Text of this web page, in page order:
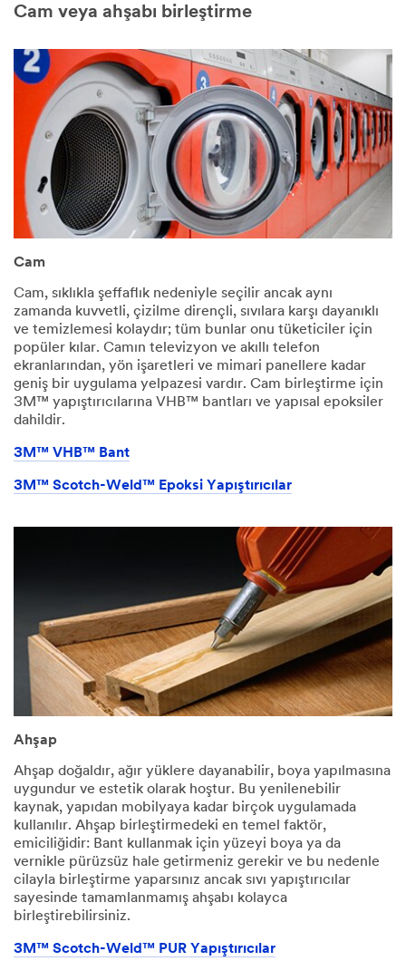
Mesaj
Adınız
Soyadın
ız
İş
telefon
numara
sı
Şirket
Şehir
listesi
Türkiye
A
şağıdaki
Kişisel
Verilerin
Korunma
sı ve
İşlenmesi
Cam veya ahşabı birleştirme
Cam
Cam, sıklıkla şeffaflık nedeniyle seçilir ancak aynı
zamanda kuvvetli, çizilme dirençli, sıvılara karşı dayanıklı
ve temizlemesi kolaydır; tüm bunlar onu tüketiciler için
popüler kılar. Camın televizyon ve akıllı telefon
ekranlarından, yön işaretleri ve mimari panellere kadar
geniş bir uygulama yelpazesi vardır. Cam birleştirme için
3M™ yapıştırıcılarına VHB™ bantları ve yapısal epoksiler
dahildir.​
3M™ VHB™ Bant
3M™ Scotch-Weld™ Epoksi Yapıştırıcılar
Ahşap
Ahşap doğaldır, ağır yüklere dayanabilir, boya yapılmasına
uygundur ve estetik olarak hoştur. Bu yenilenebilir
kaynak, yapıdan mobilyaya kadar birçok uygulamada
kullanılır. Ahşap birleştirmedeki en temel faktör,
emiciliğidir: Bant kullanmak için yüzeyi boya ya da
vernikle pürüzsüz hale getirmeniz gerekir ve bu nedenle
cilayla birleştirme yaparsınız ancak sıvı yapıştırıcılar
sayesinde tamamlanmamış ahşabı kolayca
birleştirebilirsiniz.
3M™ Scotch-Weld™ PUR Yapıştırıcılar